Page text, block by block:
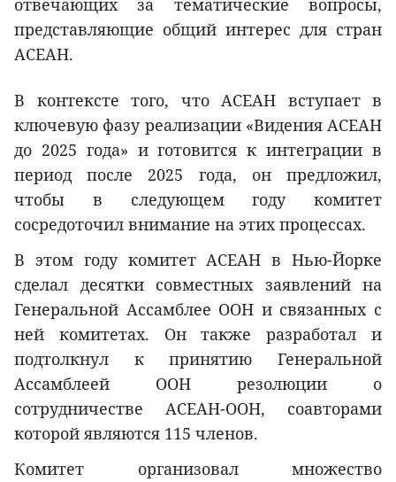
отвечающих за тематические вопросы,
представляющие общий интерес для стран
АСЕАН.
В контексте того, что АСЕАН вступает в
ключевую фазу реализации «Видения АСЕАН
до 2025 года» и готовится к интеграции в
период после 2025 года, он предложил,
чтобы в следующем году комитет
сосредоточил внимание на этих процессах.
В этом году комитет АСЕАН в Нью-Йорке
сделал десятки совместных заявлений на
Генеральной Ассамблее ООН и связанных с
ней комитетах. Он также разработал и
подтолкнул к принятию Генеральной
Ассамблеей ООН резолюции о
сотрудничестве АСЕАН-ООН, соавторами
которой являются 115 членов.
Комитет организовал множество